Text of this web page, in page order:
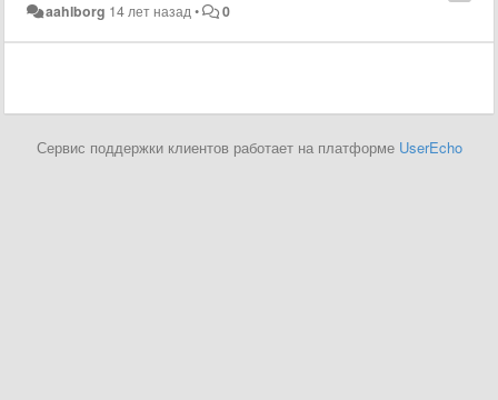
aahlborg 14 лет назад• 0
Сервис поддержки клиентов работает на платформе UserEcho